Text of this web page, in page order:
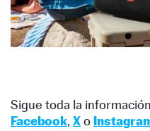
Sigue toda la
Facebook, Xo